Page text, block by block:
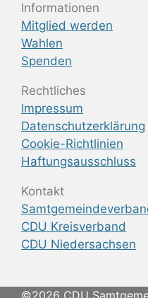
Informationen
Mitglied werden
Wahlen
Spenden
Rechtliches
Impressum
Datenschutzerklärung
Cookie-Richtlinien
Haftungsausschluss
Kontakt
CDU Kreisverband
CDU Niedersachsen
©2026 CDU